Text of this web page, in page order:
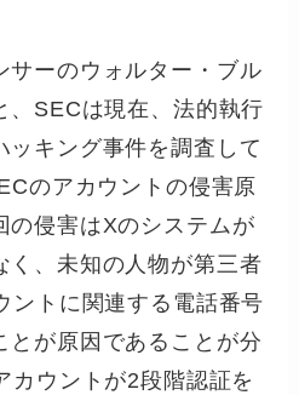
サーのウォルター・ブル
、SECは現在、法的執行
ッキング事件を調査して
のアカウントの侵害原
の侵害はXのシステムが
く、未知の人物が第三者
ントに関連する電話番号
とが原因であることが分
カウントが2段階認証を